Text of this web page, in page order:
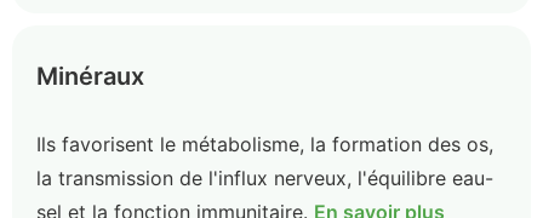
Minéraux
Ils favorisent le métabolisme, la formation des os,
la transmission de l'influx nerveux, l'équilibre eau-
sel et la fonction immunitaire. En savoir plus